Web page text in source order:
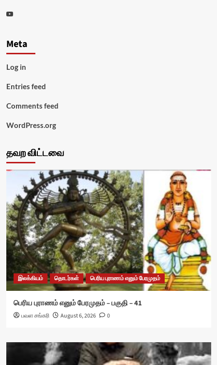
Youtube
Meta
Log in
Entries feed
Comments feed
WordPress.org
தவற விட்டவை
இலக்கியம் தொடர்கள் பெரிய புராணம் எனும் பேரமுதம்
பெரிய புராணம் எனும் பேரமுதம் – பகுதி – 41
பவள சங்கரி August 6, 2026 0